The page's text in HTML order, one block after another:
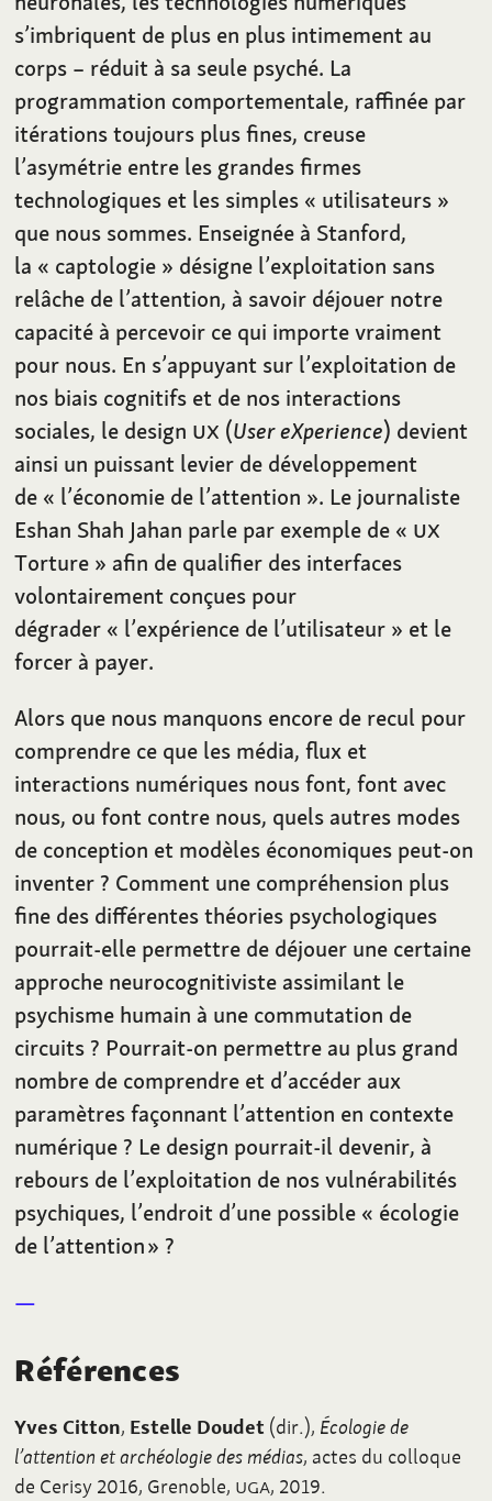
s’imbriquent de plus en plus intimement au
corps – réduit à sa seule psyché. La
programmation comportementale, raffinée par
itérations toujours plus fines, creuse
l’asymétrie entre les grandes firmes
technologiques et les simples « utilisateurs »
que nous sommes. Enseignée à Stanford,
la « captologie » désigne l’exploitation sans
relâche de l’attention, à savoir déjouer notre
capacité à percevoir ce qui importe vraiment
pour nous. En s’appuyant sur l’exploitation de
nos biais cognitifs et de nos interactions
sociales, le design UX (User eXperience) devient
ainsi un puissant levier de développement
de « l’économie de l’attention ». Le journaliste
Eshan Shah Jahan parle par exemple de « UX
Torture » afin de qualifier des interfaces
volontairement conçues pour
dégrader « l’expérience de l’utilisateur » et le
forcer à payer.
Alors que nous manquons encore de recul pour
comprendre ce que les média, flux et
interactions numériques nous font, font avec
nous, ou font contre nous, quels autres modes
de conception et modèles économiques peut-on
inventer ? Comment une compréhension plus
fine des différentes théories psychologiques
pourrait-elle permettre de déjouer une certaine
approche neurocognitiviste assimilant le
psychisme humain à une commutation de
circuits ? Pourrait-on permettre au plus grand
nombre de comprendre et d’accéder aux
paramètres façonnant l’attention en contexte
numérique ? Le design pourrait-il devenir, à
rebours de l’exploitation de nos vulnérabilités
psychiques, l’endroit d’une possible « écologie
de l’attention » ?
Références
Yves Citton, Estelle Doudet (dir.), Écologie de
l’attention et archéologie des médias, actes du colloque
de Cerisy 2016, Grenoble, UGA, 2019.